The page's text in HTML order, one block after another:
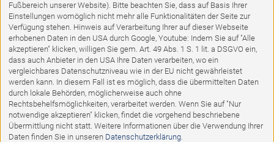
Ausstellungsstück
Tischgruppe Tisch Alu anthrazit
Abholpreis:
Fußbereich unserer Website). Bitte beachten Sie, dass auf Basis Ihrer
Einstellungen womöglich nicht mehr alle Funktionalitäten der Seite zur
Verfügung stehen. Hinweis auf Verarbeitung Ihrer auf dieser Webseite
erhobenen Daten in den USA durch Google, Youtube: Indem Sie auf "Alle
akzeptieren" klicken, willigen Sie gem. Art. 49 Abs. 1 S. 1 lit. a DSGVO ein,
dass auch Anbieter in den USA Ihre Daten verarbeiten, wo ein
vergleichbares Datenschutzniveau wie in der EU nicht gewährleistet
werden kann. In diesem Fall ist es möglich, dass die übermittelten Daten
durch lokale Behörden, möglicherweise auch ohne
Rechtsbehelfsmöglichkeiten, verarbeitet werden. Wenn Sie auf "Nur
notwendige akzeptieren" klicken, findet die vorgehend beschriebene
Übermittlung nicht statt. Weitere Informationen über die Verwendung Ihrer
Daten finden Sie in unseren Datenschutzerklärung.